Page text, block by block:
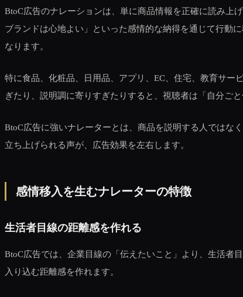
BtoC広告のナレーションは、単に商品情報を正確に読み上
ブランドは心地よい」といった感情的な納得を通じて行動
なります。
特に食品、化粧品、日用品、アプリ、EC、住宅、教育サ
ぎたり、説明調に寄りすぎたりすると、視聴者は「自分ごと
BtoC広告に強いナレーターとは、商品を説明する人ではな
立ち上げられる声が、広告効果を左右します。
感情移入を生むナレーターの特徴
生活者目線の距離感を作れる
BtoC広告では、企業目線の「伝えたいこと」より、生活者
入り込む距離感を作れます。